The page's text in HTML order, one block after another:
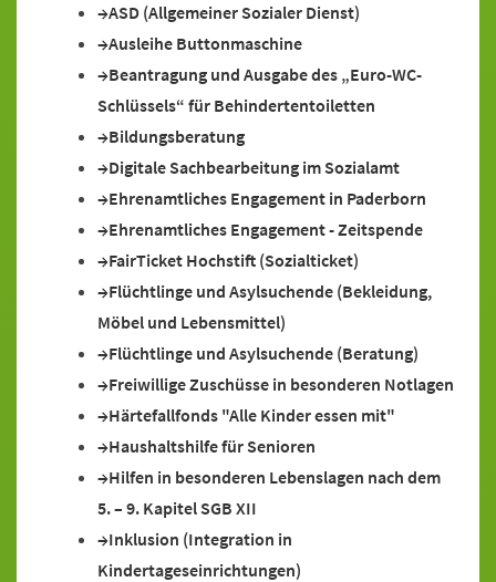
ASD (Allgemeiner Sozialer Dienst)
Ausleihe Buttonmaschine
Beantragung und Ausgabe des „Euro-WC-
Schlüssels“ für Behindertentoiletten
Bildungsberatung
Digitale Sachbearbeitung im Sozialamt
Ehrenamtliches Engagement in Paderborn
Ehrenamtliches Engagement - Zeitspende
FairTicket Hochstift (Sozialticket)
Flüchtlinge und Asylsuchende (Bekleidung,
Möbel und Lebensmittel)
Flüchtlinge und Asylsuchende (Beratung)
Freiwillige Zuschüsse in besonderen Notlagen
Härtefallfonds "Alle Kinder essen mit"
Haushaltshilfe für Senioren
Hilfen in besonderen Lebenslagen nach dem
5. – 9. Kapitel SGB XII
Inklusion (Integration in
Kindertageseinrichtungen)